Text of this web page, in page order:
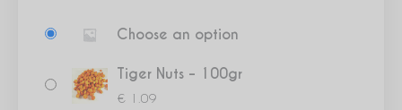
Choose an option
Tiger Nuts – 100gr
€ 1.09
Nuts
ποσότητα